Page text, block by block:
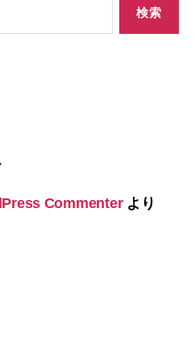
Commenterより